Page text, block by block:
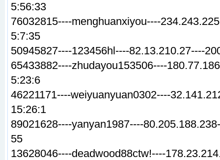
5:56:33
76032815----menghuanxiyou----
5:7:35
50945827----123456hl----82.13.210.27----
65433882----zhudayou153506----
5:23:6
46221171----weiyuanyuan0302----
15:26:1
89021628----yanyan1987----
55
13628046----deadwood88ctw!----